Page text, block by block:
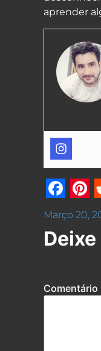
aprender
Março 20,
Comentário